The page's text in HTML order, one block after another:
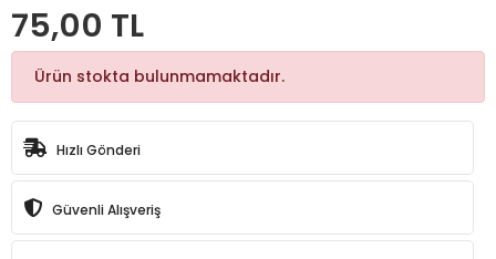
75,00 TL
Ürün stokta bulunmamaktadır.
Hızlı Gönderi
Güvenli Alışveriş